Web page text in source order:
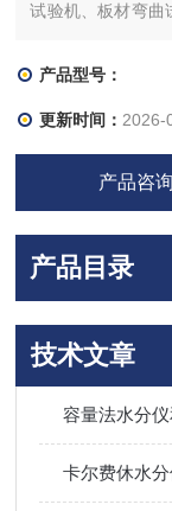
试验机、板材弯曲
产品型号：
更新时间： 2026-
产品咨询
产品目录
技术文章
容量法水分
卡尔费休水